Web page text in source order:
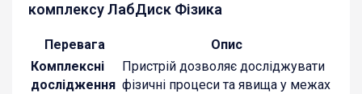
комплексу ЛабДиск Фізика
Перевага
Опис
Комплексні
дослідження
Пристрій дозволяє досліджувати
фізичні процеси та явища у межах